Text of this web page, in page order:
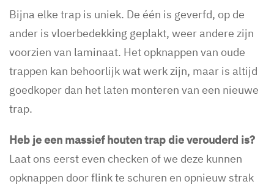
Bijna elke trap is uniek. De één is geverfd, op de
ander is vloerbedekking geplakt, weer andere zijn
voorzien van laminaat. Het opknappen van oude
trappen kan behoorlijk wat werk zijn, maar is altijd
goedkoper dan het laten monteren van een nieuwe
trap.
Heb je een massief houten trap die verouderd is?
Laat ons eerst even checken of we deze kunnen
opknappen door flink te schuren en opnieuw strak